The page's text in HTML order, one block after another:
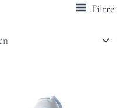
Filtre